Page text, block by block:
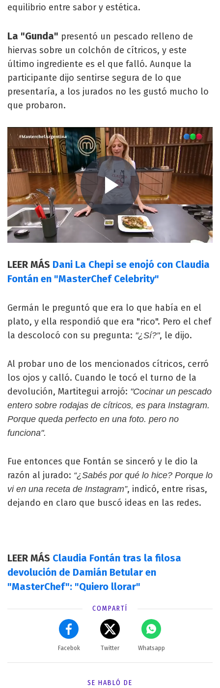
equilibrio entre sabor y estética.
La "Gunda" presentó un pescado relleno de
hiervas sobre un colchón de cítricos, y este
último ingrediente es el que falló. Aunque la
participante dijo sentirse segura de lo que
presentaría, a los jurados no les gustó mucho lo
que probaron.
LEER MÁS Dani La Chepi se enojó con Claudia
Fontán en "MasterChef Celebrity"
Germán le preguntó que era lo que había en el
plato, y ella respondió que era "rico". Pero el chef
la descolocó con su pregunta: "¿Sí?", le dijo.
Al probar uno de los mencionados cítricos, cerró
los ojos y calló. Cuando le tocó el turno de la
devolución, Martitegui arrojó: "Cocinar un pescado
entero sobre rodajas de cítricos, es para Instagram.
Porque queda perfecto en una foto. pero no
funciona".
Fue entonces que Fontán se sinceró y le dio la
razón al jurado: “¿Sabés por qué lo hice? Porque lo
vi en una receta de Instagram”, indicó, entre risas,
dejando en claro que buscó ideas en las redes.
LEER MÁS Claudia Fontán tras la filosa
devolución de Damián Betular en
"MasterChef": "Quiero llorar"
COMPARTÍ
Facebok Twitter Whatsapp
SE HABLÓ DE